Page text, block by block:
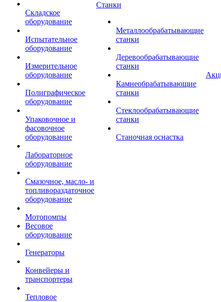
Складское
оборудование
Испытательное
оборудование
Измерительное
оборудование
Полиграфическое
оборудование
Упаковочное и
фасовочное
оборудование
Лабораторное
оборудование
Смазочное, масло- и
топливораздаточное
оборудование
Мотопомпы
Весовое
оборудование
Генераторы
Конвейеры и
транспортеры
Тепловое
Станки
Металлообрабатывающие
станки
Деревообрабатывающие
станки
Камнеобрабатывающие
станки
Стеклообрабатывающие
станки
Станочная оснастка